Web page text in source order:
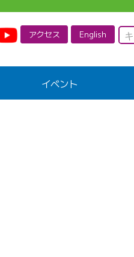
アクセス English
イベント